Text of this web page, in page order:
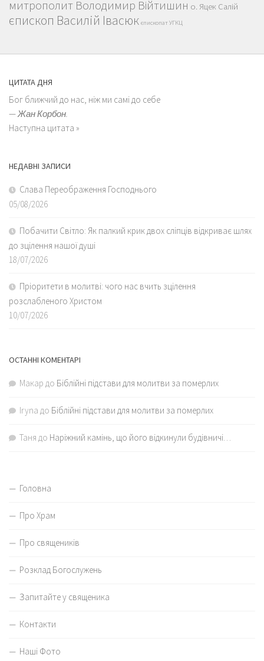
митрополит Володимир Війтишин о. Яцек Салій
єпископ Василій Івасюк єпископат УГКЦ
ЦИТАТА ДНЯ
Бог ближчий до нас, ніж ми самі до себе
—Жан Корбон.
Наступна цитата »
НЕДАВНІ ЗАПИСИ
Слава Переображення Господнього
05/08/2026
Побачити Світло: Як палкий крик двох сліпців відкриває шлях
до зцілення нашої душі
18/07/2026
Пріоритети в молитві: чого нас вчить зцілення
розслабленого Христом
10/07/2026
ОСТАННІ КОМЕНТАРІ
Макар до Біблійні підстави для молитви за померлих
Iryna до Біблійні підстави для молитви за померлих
Таня до Наріжний камінь, що його відкинули будівничі…
Головна
Про Храм
Про священиків
Розклад Богослужень
Запитайте у священика
Контакти
Наші Фото